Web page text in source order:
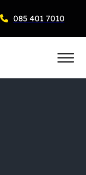
085 401 7010